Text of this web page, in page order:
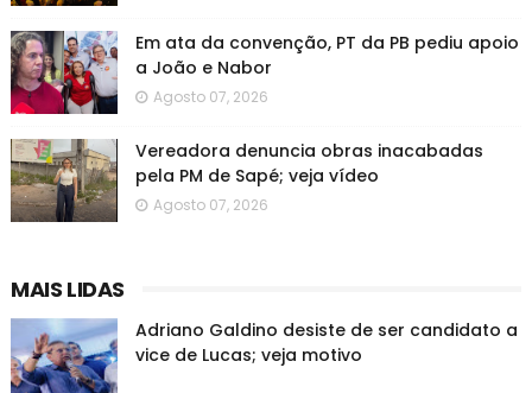
Em ata da convenção, PT da PB pediu apoio
a João e Nabor
Agosto 07, 2026
Vereadora denuncia obras inacabadas
pela PM de Sapé; veja vídeo
Agosto 07, 2026
MAIS LIDAS
Adriano Galdino desiste de ser candidato a
vice de Lucas; veja motivo